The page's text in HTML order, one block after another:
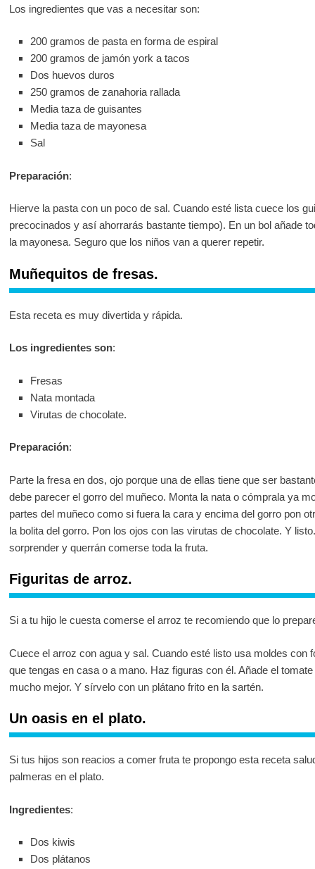
Los ingredientes que vas a necesitar son:
200 gramos de pasta en forma de espiral
200 gramos de jamón york a tacos
Dos huevos duros
250 gramos de zanahoria rallada
Media taza de guisantes
Media taza de mayonesa
Sal
Preparación:
Hierve la pasta con un poco de sal. Cuando esté lista cuece los
precocinados y así ahorrarás bastante tiempo). En un bol añade
la mayonesa. Seguro que los niños van a querer repetir.
Muñequitos de fresas.
Esta receta es muy divertida y rápida.
Los ingredientes son:
Fresas
Nata montada
Virutas de chocolate.
Preparación:
Parte la fresa en dos, ojo porque una de ellas tiene que ser
debe parecer el gorro del muñeco. Monta la nata o cómprala ya
partes del muñeco como si fuera la cara y encima del gorro pon
la bolita del gorro. Pon los ojos con las virutas de chocolate. Y
sorprender y querrán comerse toda la fruta.
Figuritas de arroz.
Si a tu hijo le cuesta comerse el arroz te recomiendo que lo
Cuece el arroz con agua y sal. Cuando esté listo usa moldes
que tengas en casa o a mano. Haz figuras con él. Añade el
mucho mejor. Y sírvelo con un plátano frito en la sartén.
Un oasis en el plato.
Si tus hijos son reacios a comer fruta te propongo esta receta
palmeras en el plato.
Ingredientes:
Dos kiwis
Dos plátanos